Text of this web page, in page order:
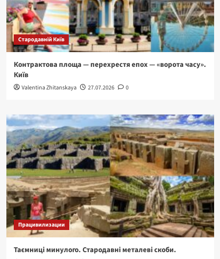
Стародавній Київ
Контрактова площа — перехрестя епох — «ворота часу».
Київ
Valentina Zhitanskaya 27.07.2026 0
Працивилизации
Таємниці минулого. Стародавні металеві скоби.